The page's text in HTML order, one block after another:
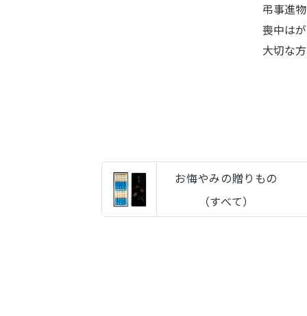
弔事進
喪中は
大切な
お悔やみの贈りもの
（すべて）